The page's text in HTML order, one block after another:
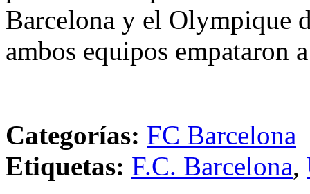
Barcelona y el Olympique
ambos equipos empataron
Categorías: FC Barcelona
Etiquetas: F.C. Barcelona,